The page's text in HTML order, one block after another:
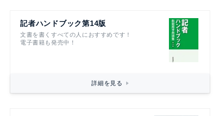
記者ハンドブック第14版
文書を書くすべての人におすすめです！
電子書籍も発売中！
詳細を見る